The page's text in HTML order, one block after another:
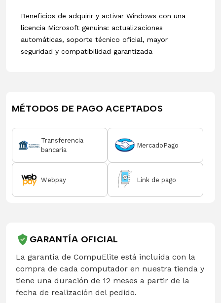
Beneficios de adquirir y activar Windows con una
licencia Microsoft genuina: actualizaciones
automáticas, soporte técnico oficial, mayor
seguridad y compatibilidad garantizada
MÉTODOS DE PAGO ACEPTADOS
Transferencia
bancaria
MercadoPago
Webpay Link de pago
GARANTÍA OFICIAL
La garantía de CompuElite está incluida con la
compra de cada computador en nuestra tienda y
tiene una duración de 12 meses a partir de la
fecha de realización del pedido.